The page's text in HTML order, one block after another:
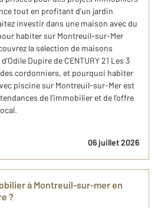
tout en profitant d’un jardin
investir dans une maison avec du
habiter sur Montreuil-sur-Mer
la sélection ​de maison​s
Dupire de CENTURY 21 ​L​es 3
des cordonniers, et pourquoi habiter
piscine sur Montreuil-sur-Mer est
de l’immobilier et de l’offre
06 juillet 2026
à Montreuil-sur-mer en
?